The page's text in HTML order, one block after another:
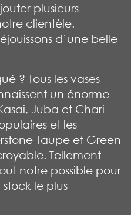
plusieurs
clientèle.
d’une belle
? Tous les vases
un énorme
Juba et Chari
et les
Taupe et Green
Tellement
notre possible pour
le plus